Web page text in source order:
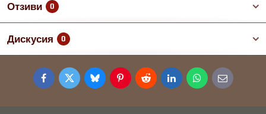
Отзиви 0
Дискусия 0
FacebookTwitterBlueskyPinterestRedditLinkedInWhatsApp
E-
mail